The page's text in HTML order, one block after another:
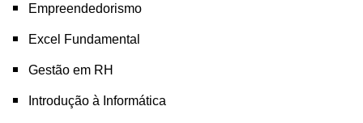
Empreendedorismo
Excel Fundamental
Gestão em RH
Introdução à Informática